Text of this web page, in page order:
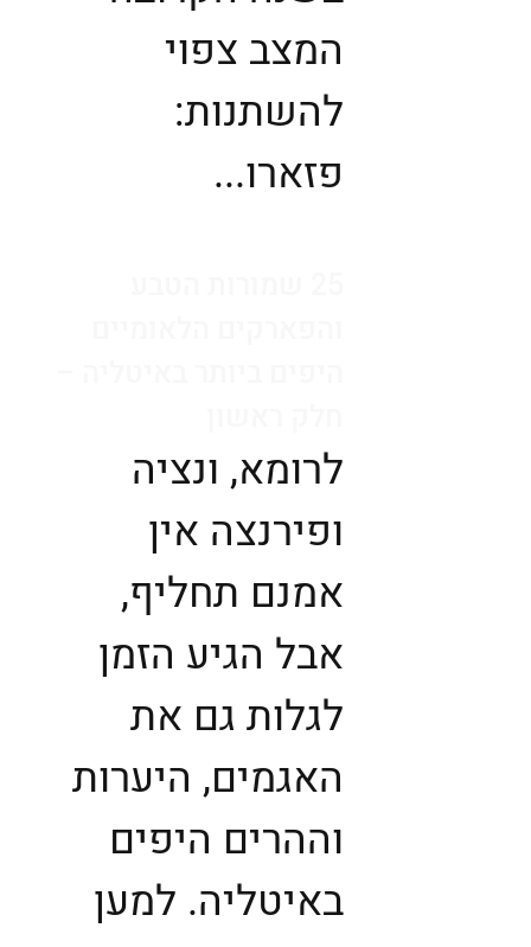
המצב צפוי
להשתנות:
פזארו...
לרומא, ונציה
ופירנצה אין
אמנם תחליף,
אבל הגיע הזמן
לגלות גם את
האגמים, היערות
וההרים היפים
באיטליה. למען